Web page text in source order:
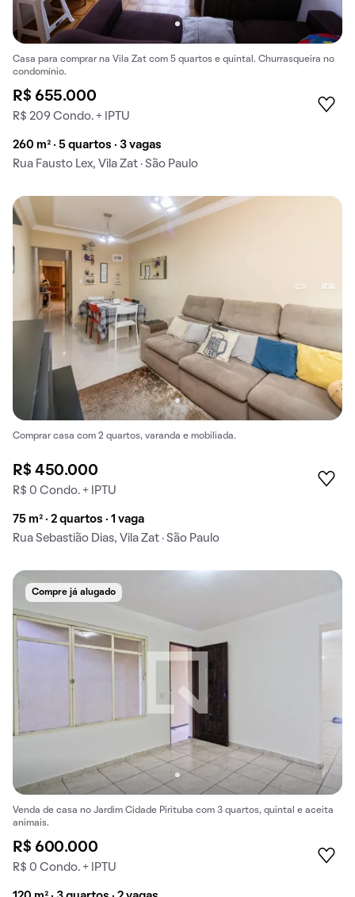
Casa para comprar na Vila Zat com 5 quartos e quintal. Churrasqueira no
condomínio.
R$ 655.000
R$ 209 Condo. + IPTU
260 m² · 5 quartos · 3 vagas
Rua Fausto Lex, Vila Zat · São Paulo
Comprar casa com 2 quartos, varanda e mobiliada.
R$ 450.000
R$ 0 Condo. + IPTU
75 m² · 2 quartos · 1 vaga
Rua Sebastião Dias, Vila Zat · São Paulo
Compre já alugado
Venda de casa no Jardim Cidade Pirituba com 3 quartos, quintal e aceita
animais.
R$ 600.000
R$ 0 Condo. + IPTU